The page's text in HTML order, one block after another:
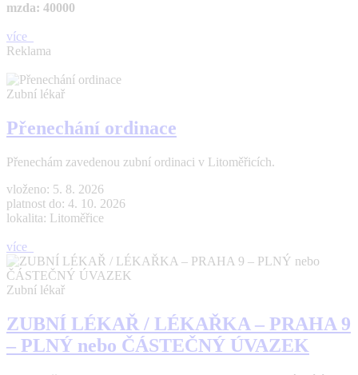
mzda: 40000
více
Reklama
Zubní lékař
Přenechání ordinace
Přenechám zavedenou zubní ordinaci v Litoměřicích.
vloženo: 5. 8. 2026
platnost do: 4. 10. 2026
lokalita: Litoměřice
více
Zubní lékař
ZUBNÍ LÉKAŘ / LÉKAŘKA – PRAHA 9
– PLNÝ nebo ČÁSTEČNÝ ÚVAZEK